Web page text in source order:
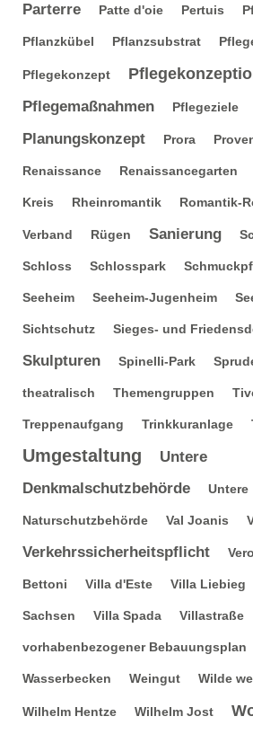
Parterre Patte d'oie Pertuis
Pflanzkübel Pflanzsubstrat
Pflegekonzept
Pflegemaßnahmen Pflegeziele
Planungskonzept Prora
Renaissance Renaissancegarten
Kreis Rheinromantik Romantik-
Verband Rügen Sanierung
Schloss Schlosspark
Seeheim Seeheim-Jugenheim
Sichtschutz Sieges- und
Skulpturen Spinelli-Park
theatralisch Themengruppen
Treppenaufgang Trinkkuranlage
Umgestaltung
Untere
Denkmalschutzbehörde
Untere
Naturschutzbehörde Val Joanis
Verkehrssicherheitspflicht
Bettoni Villa d'Este Villa Liebieg
Sachsen Villa Spada Villastraße
vorhabenbezogener Bebauungsplan
Wasserbecken Weingut Wilde
Wilhelm Hentze Wilhelm Jost